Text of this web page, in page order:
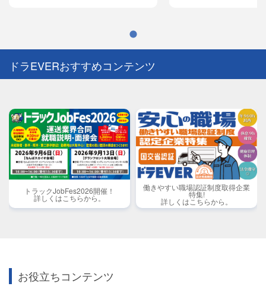
ドラEVERおすすめコンテンツ
トラックJobFes2026開催！
詳しくはこちらから。
働きやすい職場認証制度取得企業
特集!
詳しくはこちらから。
お役立ちコンテンツ